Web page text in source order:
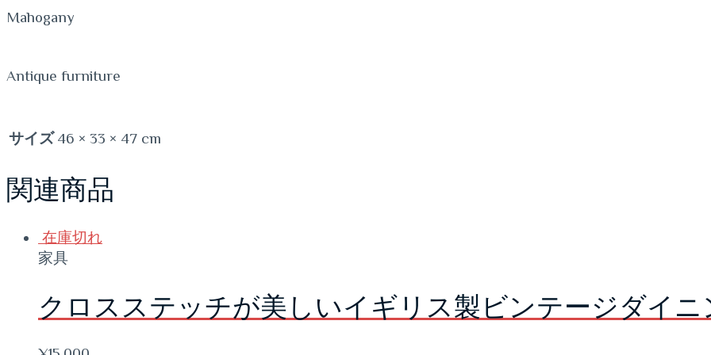
Mahogany
Antique furniture
サイズ 46 × 33 × 47 cm
関連商品
在庫切れ
家具
クロスステッチが美しいイギリス製ビンテージダイニ